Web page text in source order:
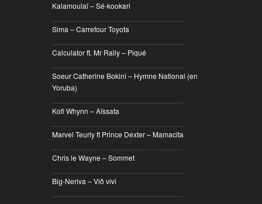
Kalamoulaï – Sé-kookari
Sima – Carrefour Toyota
Calculator ft. Mr Rally – Piqué
Soeur Catherine Bokini – Hymne National (en
Yoruba)
Kofi Whynn – Aïssata
Marvel Teurly ft Prince Dexter – Mamacita
Chris le Wayne – Sommet
Big-Neriva – Viô vivi